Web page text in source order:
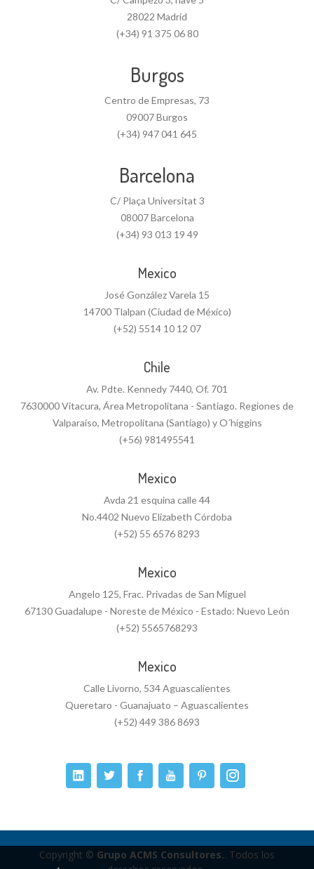
28022 Madrid
(+34) 91 375 06 80
Burgos
Centro de Empresas, 73
09007 Burgos
(+34) 947 041 645
Barcelona
C/ Plaça Universitat 3
08007 Barcelona
(+34) 93 013 19 49
Mexico
José González Varela 15
14700 Tlalpan (Ciudad de México)
(+52) 5514 10 12 07
Chile
Av. Pdte. Kennedy 7440, Of. 701
7630000 Vitacura, Área Metropolitana - Santiago. Regiones de
Valparaíso, Metropolitana (Santiago) y O´higgins
(+56) 981495541
Mexico
Avda 21 esquina calle 44
No.4402 Nuevo Elizabeth Córdoba
(+52) 55 6576 8293
Mexico
Angelo 125, Frac. Privadas de San Miguel
67130 Guadalupe - Noreste de México - Estado: Nuevo León
(+52) 5565768293
Mexico
Calle Livorno, 534 Aguascalientes
Queretaro - Guanajuato – Aguascalientes
(+52) 449 386 8693
Copyright © Grupo ACMS Consultores.. Todos los